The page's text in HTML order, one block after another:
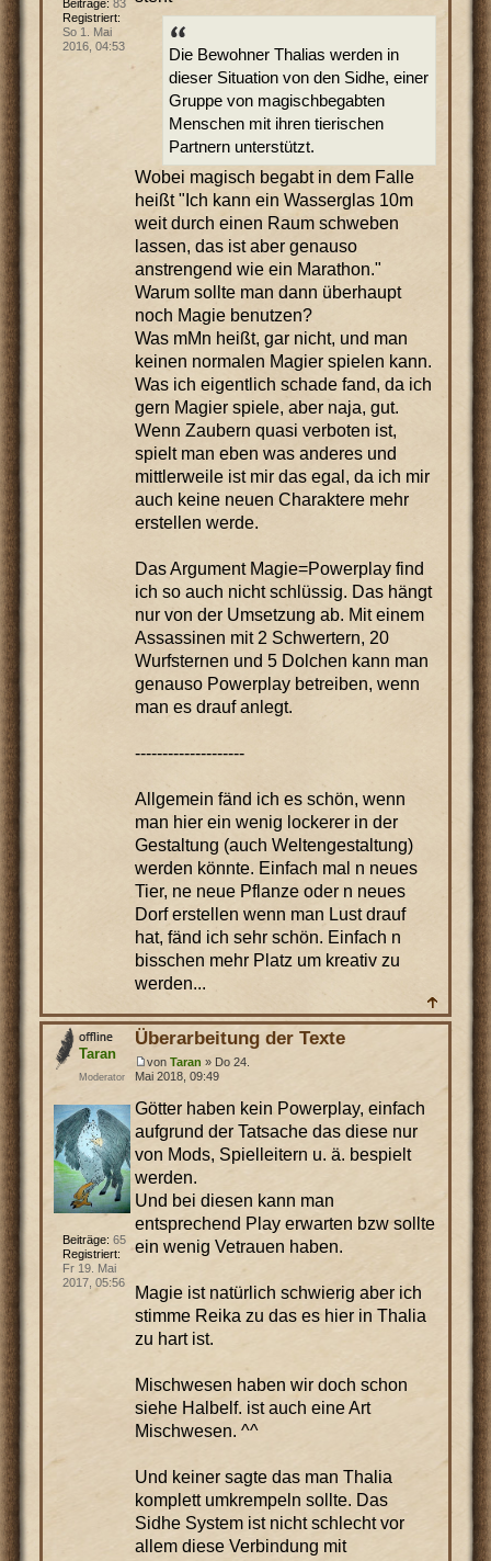
Die Bewohner Thalias werden in
dieser Situation von den Sidhe, einer
Gruppe von magischbegabten
Menschen mit ihren tierischen
Partnern unterstützt.
Wobei magisch begabt in dem Falle
heißt "Ich kann ein Wasserglas 10m
weit durch einen Raum schweben
lassen, das ist aber genauso
anstrengend wie ein Marathon."
Warum sollte man dann überhaupt
noch Magie benutzen?
Was mMn heißt, gar nicht, und man
keinen normalen Magier spielen kann.
Was ich eigentlich schade fand, da ich
gern Magier spiele, aber naja, gut.
Wenn Zaubern quasi verboten ist,
spielt man eben was anderes und
mittlerweile ist mir das egal, da ich mir
auch keine neuen Charaktere mehr
erstellen werde.
Das Argument Magie=Powerplay find
ich so auch nicht schlüssig. Das hängt
nur von der Umsetzung ab. Mit einem
Assassinen mit 2 Schwertern, 20
Wurfsternen und 5 Dolchen kann man
genauso Powerplay betreiben, wenn
man es drauf anlegt.
--------------------
Allgemein fänd ich es schön, wenn
man hier ein wenig lockerer in der
Gestaltung (auch Weltengestaltung)
werden könnte. Einfach mal n neues
Tier, ne neue Pflanze oder n neues
Dorf erstellen wenn man Lust drauf
hat, fänd ich sehr schön. Einfach n
bisschen mehr Platz um kreativ zu
werden...
Beiträge: 83
Registriert:
So 1. Mai
2016, 04:53
Überarbeitung der Texte
von Taran » Do 24.
Mai 2018, 09:49
Götter haben kein Powerplay, einfach
aufgrund der Tatsache das diese nur
von Mods, Spielleitern u. ä. bespielt
werden.
Und bei diesen kann man
entsprechend Play erwarten bzw sollte
ein wenig Vetrauen haben.
Magie ist natürlich schwierig aber ich
stimme Reika zu das es hier in Thalia
zu hart ist.
Mischwesen haben wir doch schon
siehe Halbelf. ist auch eine Art
Mischwesen. ^^
Und keiner sagte das man Thalia
komplett umkrempeln sollte. Das
Sidhe System ist nicht schlecht vor
allem diese Verbindung mit
Taran
Moderator
Beiträge: 65
Registriert:
Fr 19. Mai
2017, 05:56